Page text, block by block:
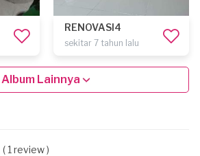
RENOVASI4
sekitar 7 tahun lalu
Album Lainnya
( 1 review )